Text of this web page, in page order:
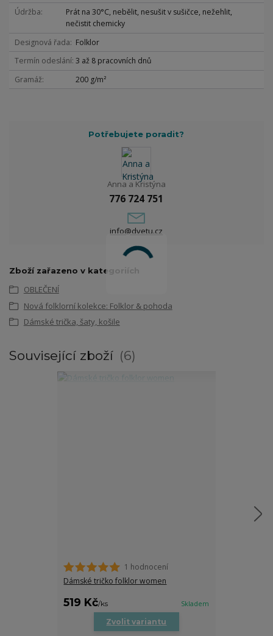
Údržba
Prát na 30°C, nebělit, nesušit v sušičce, nežehlit,
nečistit chemicky
Designová řada
Folklor
Termín odeslání 3 až 8 pracovních dnů
Gramáž
200 g/m²
Potřebujete poradit?
Anna a Kristýna
776 724 751
info@dvetu.cz
Zboží zařazeno v kategoriích
OBLEČENÍ
Nová folklorní kolekce: Folklor & pohoda
Dámské trička, šaty, košile
Související zboží 6
1 hodnocení
Dámské tričko folklor women
519 Kč/ks Skladem
Zvolit variantu